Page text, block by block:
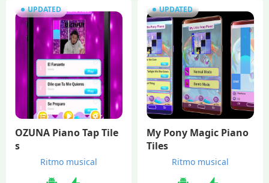
UPDATED
OZUNA Piano Tap Tile
s
Ritmo musical
UPDATED
My Pony Magic Piano
Tiles
Ritmo musical